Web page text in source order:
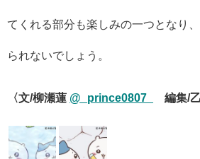
てくれる部分も楽しみの一つとなり
られないでしょう。
〈文/柳瀬蓮 @_prince0807_ 編集/乙